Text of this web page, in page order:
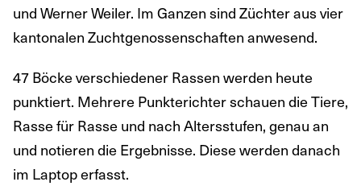
und Werner Weiler. Im Ganzen sind Züchter aus vier
kantonalen Zuchtgenossenschaften anwesend.
47 Böcke verschiedener Rassen werden heute
punktiert. Mehrere Punkterichter schauen die Tiere,
Rasse für Rasse und nach Altersstufen, genau an
und notieren die Ergebnisse. Diese werden danach
im Laptop erfasst.